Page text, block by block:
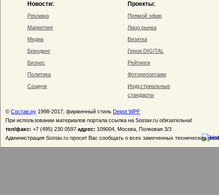
Новости:
Реклама
Маркетинг
Медиа
Брендинг
Бизнес
Политика
Социум
Проекты:
Прямой эфир
Лицо рынка
Визитка
Герои DIGITAL
Рейтинги
Фоторепортажи
Индустриальные
стандарты
© Состав.ру 1998-2017, фирменный стиль Depot WPF
При использовании материалов портала ссылка на Sostav.ru обязательна!
тел/факс: +7 (495) 230 0597 адрес: 109004, Москва, Полковая 3/3
Администрация Sostav.ru просит Вас сообщать о всех замеченных технических